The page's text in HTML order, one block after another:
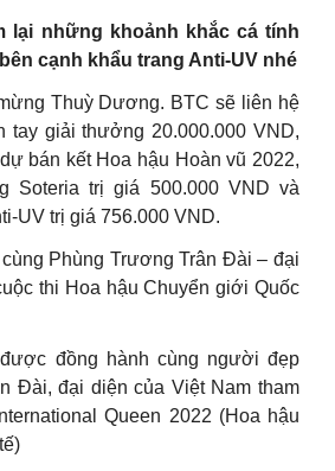
lại những khoảnh khắc cá tính
cạnh khẩu trang Anti-UV nhé
Thuỳ Dương. BTC sẽ liên hệ
tay giải thưởng 20.000.000 VND,
bán kết Hoa hậu Hoàn vũ 2022,
Soteria trị giá 500.000 VND và
UV trị giá 756.000 VND.
Phùng Trương Trân Đài – đại
thi Hoa hậu Chuyển giới Quốc
đồng hành cùng người đẹp
Đài, đại diện của Việt Nam tham
Queen 2022 (Hoa hậu